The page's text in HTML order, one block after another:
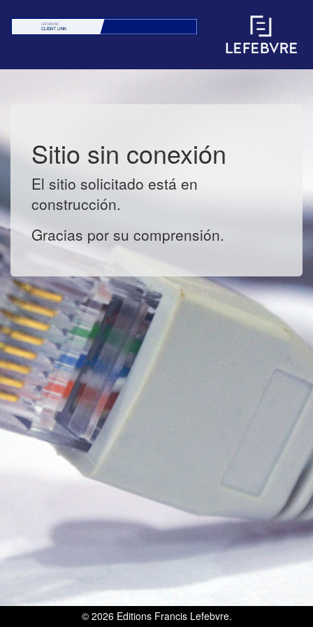
Sitio sin conexión
El sitio solicitado está en
construcción.
Gracias por su comprensión.
© 2026 Editions Francis Lefebvre.